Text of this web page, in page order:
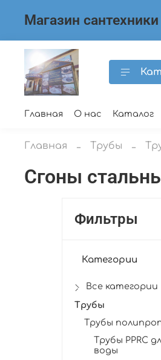
Магазин
Главная О нас Каталог
Главная Трубы
Сгоны
Фильтры
Категории
Все категории
Трубы
Трубы
Трубы PPRC
воды